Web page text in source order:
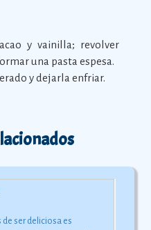
y vainilla; revolver
una pasta espesa.
y dejarla enfriar.
de ser deliciosa es